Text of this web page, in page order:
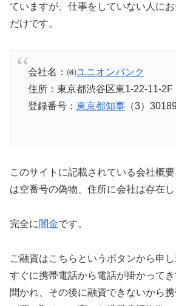
ていますが、仕事をしていない人に
だけです。
会社名：㈱ユニオンバンク
住所：東京都渋谷区東1-22-11-2F
登録番号： 東京都知事（3）
このサイトに記載されている会社概
は空番号の偽物、住所に会社は存在し
完全に闇金です。
ご融資はこちらというボタンから申
すぐに携帯電話から電話が掛かって
聞かれ、その後に融資できないから